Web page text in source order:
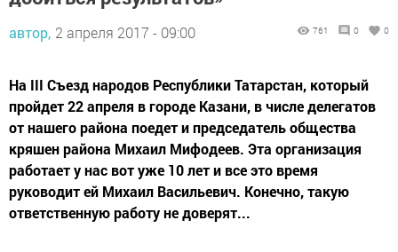
автор, 2 апреля 2017 - 09:00 761 0 0
На III Съезд народов Республики Татарстан, который
пройдет 22 апреля в городе Казани, в числе делегатов
от нашего района поедет и председатель общества
кряшен района Михаил Мифодеев. Эта организация
работает у нас вот уже 10 лет и все это время
руководит ей Михаил Васильевич. Конечно, такую
ответственную работу не доверят...